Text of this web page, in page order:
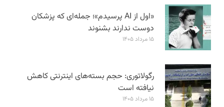
«اول از AI پرسیدم»؛ جمله‌ای که پزشکان
دوست ندارند بشنوند
۱۵ مرداد ۱۴۰۵
رگولاتوری: حجم بسته‌های اینترنتی کاهش
نیافته است
۱۵ مرداد ۱۴۰۵